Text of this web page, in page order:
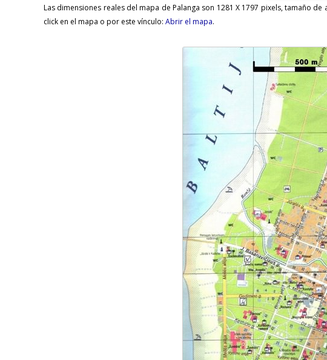
Las dimensiones reales del mapa de Palanga son 1281 X 1797 pixels, tamaño
click en el mapa o por este vínculo: Abrir el mapa.